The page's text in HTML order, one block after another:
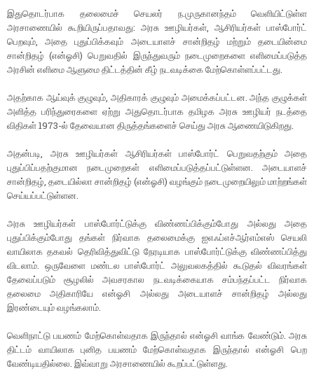
இதுதொடர்பாக தலைமைச் செயலர் ந.முருகானந்தம் வெளியிட்டுள்ள
அரசாணையில் கூறியிருப்பதாவது: அரசு ஊழியர்கள், ஆசிரியர்கள் பாஸ்போர்ட்
பெறவும், அதை புதுப்பிக்கவும் அடையாளச் சான்றிதழ் மற்றும் தடையின்மை
சான்றிதழ் (என்ஓசி) பெறுவதில் இருந்துவரும் நடைமுறைகளை எளிமைப்படுத்த
அரசின் எளிமை ஆளுமை திட்டத்தின் கீழ் நடவடிக்கை மேற்கொள்ளப்பட்டது.
அதற்காக ஆய்வுக் குழுவும், அதிகாரக் குழுவும் அமைக்கப்பட்டன. அந்த குழுக்கள்
அளித்த பரிந்துரைகளை ஏற்று அதுதொடர்பாக தமிழக அரசு ஊழியர் நடத்தை
விதிகள் 1973-ல் தேவையான திருத்தங்களைச் செய்து அரசு ஆணையிடுகிறது.
அதன்படி, அரசு ஊழியர்கள் ஆசிரியர்கள் பாஸ்போர்ட் பெறுவதற்கும் அதை
புதுப்பிப்பதற்குமான நடைமுறைகள் எளிமைப்படுத்தப்பட்டுள்ளன. அடையாளச்
சான்றிதழ், தடையில்லா சான்றிதழ் (என்ஓசி) வழங்கும் நடைமுறையிலும் மாற்றங்கள்
செய்யப்பட்டுள்ளன.
அரசு ஊழியர்கள் பாஸ்போர்ட்டுக்கு விண்ணப்பிக்கும்போது அல்லது அதை
புதுப்பிக்கும்போது தங்கள் நிர்வாக தலைமைக்கு ஐஎஃப்எச்ஆர்எம்எஸ் செயலி
வாயிலாக தகவல் தெரிவித்துவிட்டு நேரடியாக பாஸ்போர்ட்டுக்கு விண்ணப்பித்து
விடலாம். ஒருவேளை மண்டல பாஸ்போர்ட் அலுவலகத்தில் கூடுதல் விவரங்கள்
தேவைப்படும் சூழலில் அவசரகால நடவடிக்கையாக சம்பந்தப்பட்ட நிர்வாக
தலைமை அதிகாரியே என்ஓசி அல்லது அடையாளச் சான்றிதழ் அல்லது
இரண்டையும் வழங்கலாம்.
வெளிநாட்டு பயணம் மேற்கொள்வதாக இருந்தால் என்ஓசி வாங்க வேண்டும். அரசு
திட்டம் வாயிலாக புனித பயணம் மேற்கொள்வதாக இருந்தால் என்ஓசி பெற
வேண்டியதில்லை. இவ்வாறு அரசாணையில் கூறப்பட்டுள்ளது.